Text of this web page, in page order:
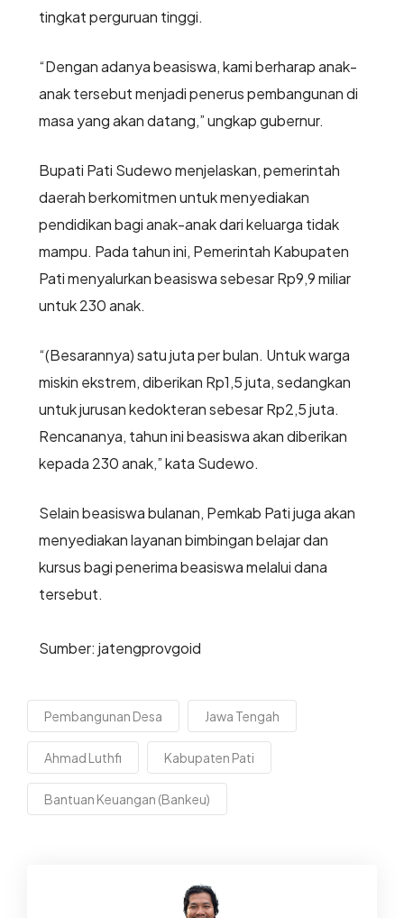
tingkat perguruan tinggi.
“Dengan adanya beasiswa, kami berharap anak-
anak tersebut menjadi penerus pembangunan di
masa yang akan datang,” ungkap gubernur.
Bupati Pati Sudewo menjelaskan, pemerintah
daerah berkomitmen untuk menyediakan
pendidikan bagi anak-anak dari keluarga tidak
mampu. Pada tahun ini, Pemerintah Kabupaten
Pati menyalurkan beasiswa sebesar Rp9,9 miliar
untuk 230 anak.
“(Besarannya) satu juta per bulan. Untuk warga
miskin ekstrem, diberikan Rp1,5 juta, sedangkan
untuk jurusan kedokteran sebesar Rp2,5 juta.
Rencananya, tahun ini beasiswa akan diberikan
kepada 230 anak,” kata Sudewo.
Selain beasiswa bulanan, Pemkab Pati juga akan
menyediakan layanan bimbingan belajar dan
kursus bagi penerima beasiswa melalui dana
tersebut.
Sumber: jatengprovgoid
Pembangunan Desa Jawa Tengah
Ahmad Luthfi Kabupaten Pati
Bantuan Keuangan (Bankeu)